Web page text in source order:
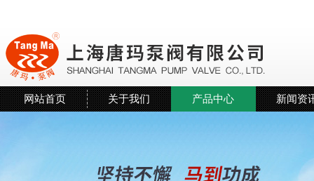
网站首页 关于我们 产品中心 新闻资